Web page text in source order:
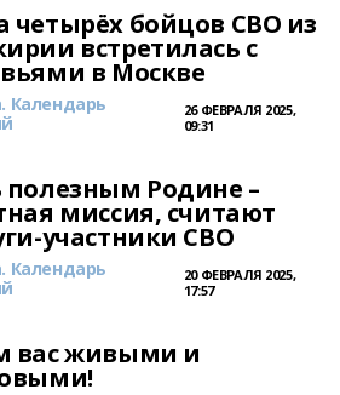
четырёх бойцов СВО из
встретилась с
в Москве
Календарь
26 ФЕВРАЛЯ 2025,
09:31
полезным Родине –
миссия, считают
участники СВО
Календарь
20 ФЕВРАЛЯ 2025,
17:57
вас живыми и